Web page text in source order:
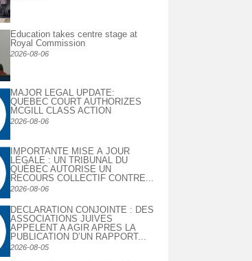
Education takes centre stage at
Royal Commission
2026-08-06
MAJOR LEGAL UPDATE:
QUEBEC COURT AUTHORIZES
MCGILL CLASS ACTION
2026-08-06
IMPORTANTE MISE À JOUR
LÉGALE : UN TRIBUNAL DU
QUÉBEC AUTORISE UN
RECOURS COLLECTIF CONTRE...
2026-08-06
DECLARATION CONJOINTE : DES
ASSOCIATIONS JUIVES
APPELENT A AGIR APRES LA
PUBLICATION D’UN RAPPORT...
2026-08-05